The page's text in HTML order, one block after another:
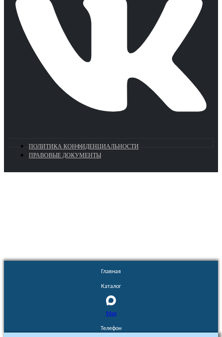
ПОЛИТИКА КОНФИДЕНЦИАЛЬНОСТИ
ПРАВОВЫЕ ДОКУМЕНТЫ
Главная
Каталог
Max
Телефон